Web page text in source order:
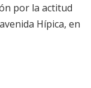
por la actitud
Hípica, en